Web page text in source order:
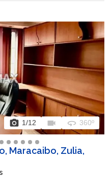
photo_camera 1/12 videocam 360 360º
Maracaibo, Zulia,